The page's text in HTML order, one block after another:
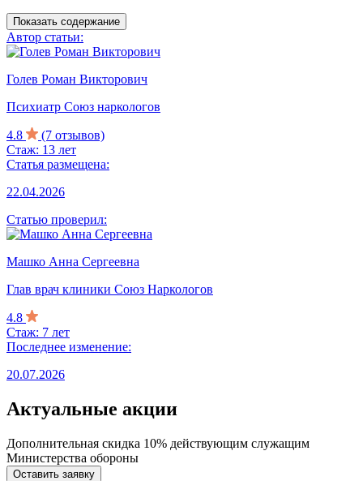
Показать содержание
Автор статьи:
Голев Роман Викторович
Психиатр Союз наркологов
4.8
(7 отзывов)
Стаж: 13 лет
Статья размещена:
22.04.2026
Статью проверил:
Машко Анна Сергеевна
Глав врач клиники Союз Наркологов
4.8
Стаж: 7 лет
Последнее изменение:
20.07.2026
Актуальные акции
Дополнительная скидка 10% действующим служащим
Министерства обороны
Оставить заявку